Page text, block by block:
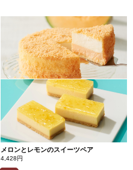
メロンとレモンのスイーツペア
4,428円